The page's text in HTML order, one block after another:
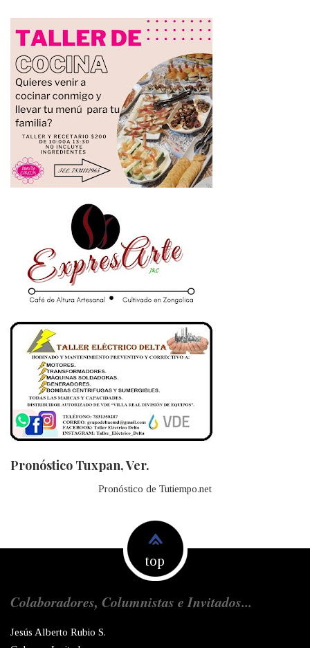
Pronóstico Tuxpan, Ver.
Pronóstico de Tutiempo.net
top
Colaboradores, Columnistas e Invitados...
Jesús Alberto Rubio S.